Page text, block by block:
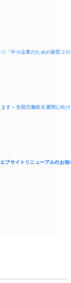
中小企業のための新型コロ
す～全国労働衛生週間に向
ブサイトリニューアルのお知